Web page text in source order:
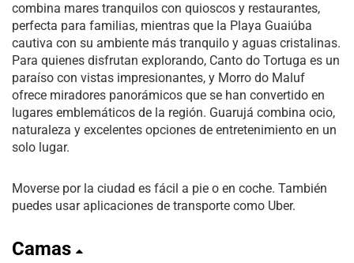
combina mares tranquilos con quioscos y restaurantes,
perfecta para familias, mientras que la Playa Guaiúba
cautiva con su ambiente más tranquilo y aguas cristalinas.
Para quienes disfrutan explorando, Canto do Tortuga es un
paraíso con vistas impresionantes, y Morro do Maluf
ofrece miradores panorámicos que se han convertido en
lugares emblemáticos de la región. Guarujá combina ocio,
naturaleza y excelentes opciones de entretenimiento en un
solo lugar.
Moverse por la ciudad es fácil a pie o en coche. También
puedes usar aplicaciones de transporte como Uber.
Camas